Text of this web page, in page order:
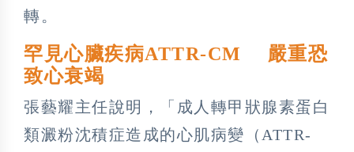
轉。
罕見心臟疾病ATTR-CM 嚴重恐
致心衰竭
張藝耀主任說明，「成人轉甲狀腺素蛋白
類澱粉沈積症造成的心肌病變（ATTR-